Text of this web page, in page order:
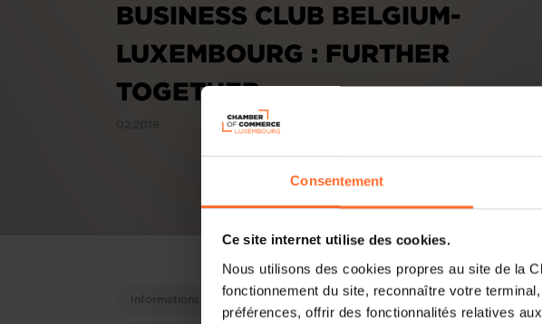
Consentement
Ce site internet utilise des cookies.
Nous utilisons des cookies propres au site de la
fonctionnement du site, reconnaître votre
préférences, offrir des fonctionnalités relatives
BUSINESS CLUB BELGIUM-
LUXEMBOURG : FURTHER
TOGETHER
Informations sur les marchés étrangers